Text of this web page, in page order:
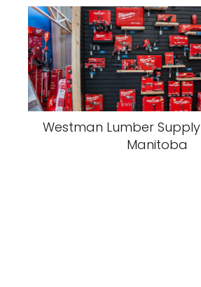
Westman Lumber
Manitoba